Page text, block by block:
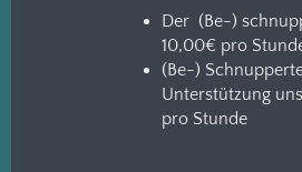
Der (Be-)
10,00€ pro
(Be-)
Unterstützung
pro Stunde